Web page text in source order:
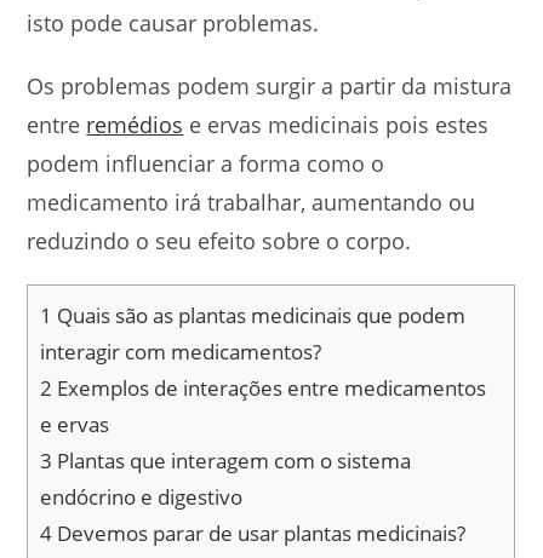
isto pode causar problemas.
Os problemas podem surgir a partir da mistura
entre remédios e ervas medicinais pois estes
podem influenciar a forma como o
medicamento irá trabalhar, aumentando ou
reduzindo o seu efeito sobre o corpo.
1 Quais são as plantas medicinais que podem
interagir com medicamentos?
2 Exemplos de interações entre medicamentos
e ervas
3 Plantas que interagem com o sistema
endócrino e digestivo
4 Devemos parar de usar plantas medicinais?